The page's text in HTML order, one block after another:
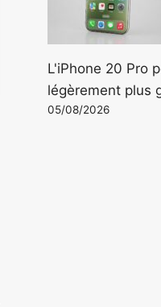
L'iPhone 20 Pro
légèrement plus
05/08/2026